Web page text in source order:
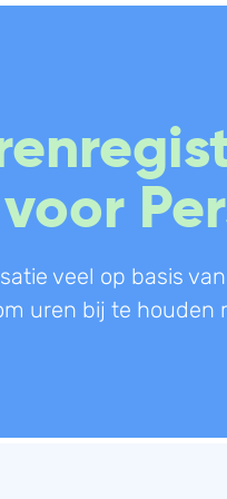
Facturatie
Bonnetjes
voor
veel op basis
uren bij te houden